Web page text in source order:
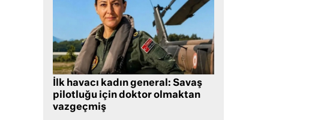
İlk havacı kadın general: Savaş
pilotluğu için doktor olmaktan
vazgeçmiş